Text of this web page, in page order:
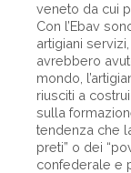
veneto da cui
Con l’Ebav
artigiani
avrebbero
mondo,
riusciti a
sulla
tendenza che
preti” o dei
confederale e